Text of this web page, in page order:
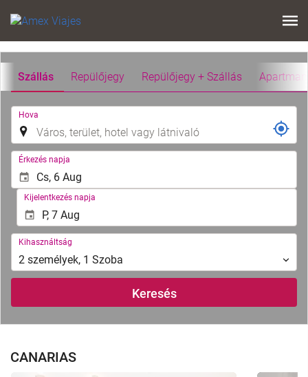
Szállás Repülőjegy Repülőjegy + Szállás
Hova
Érkezés napja
Kijelentkezés napja
Kihasználtság
Kihasználtság
2 személyek, 1 Szoba
Keresés
CANARIAS